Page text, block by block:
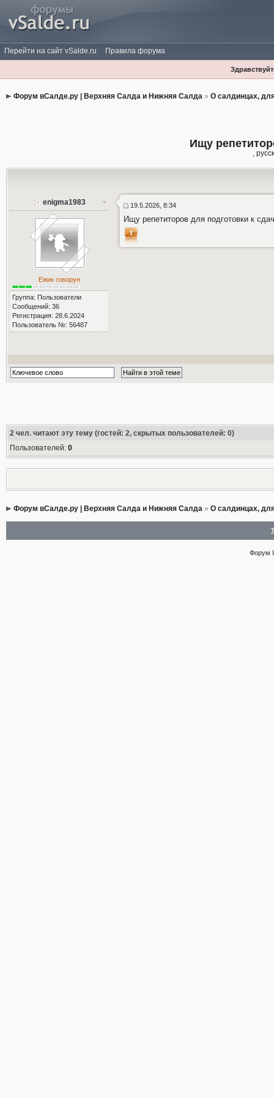
Перейти на сайт vSalde.ru Правила форума
Форум вСалде.ру | Верхняя Салда и Нижняя Салда» О салдинцах,
Ищу
,
enigma1983
Ежик говорун
Группа: Пользователи
Сообщений: 36
Регистрация: 28.6.2024
Пользователь №: 56487
19.5.2026, 8:34
Ищу репетиторов для подготовки к
2чел. читают эту тему (гостей: 2, скрытых пользователей: 0)
Пользователей: 0
Форум вСалде.ру | Верхняя Салда и Нижняя Салда» О салдинцах,
Форум